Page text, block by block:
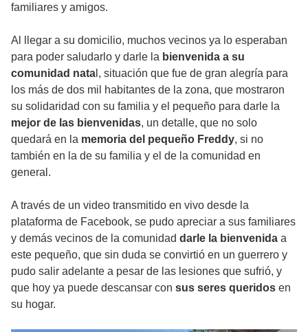
familiares y amigos.
Al llegar a su domicilio, muchos vecinos ya lo esperaban
para poder saludarlo y darle la bienvenida a su
comunidad nata l, situación que fue de gran alegría para
los más de dos mil habitantes de la zona, que mostraron
su solidaridad con su familia y el pequeño para darle la
mejor de las bienvenidas, un detalle, que no solo
quedará en la memoria del pequeño Freddy, si no
también en la de su familia y el de la comunidad en
general.
A través de un video transmitido en vivo desde la
plataforma de Facebook, se pudo apreciar a sus familiares
y demás vecinos de la comunidad darle la bienvenida a
este pequeño, que sin duda se convirtió en un guerrero y
pudo salir adelante a pesar de las lesiones que sufrió, y
que hoy ya puede descansar con sus seres queridos en
su hogar.